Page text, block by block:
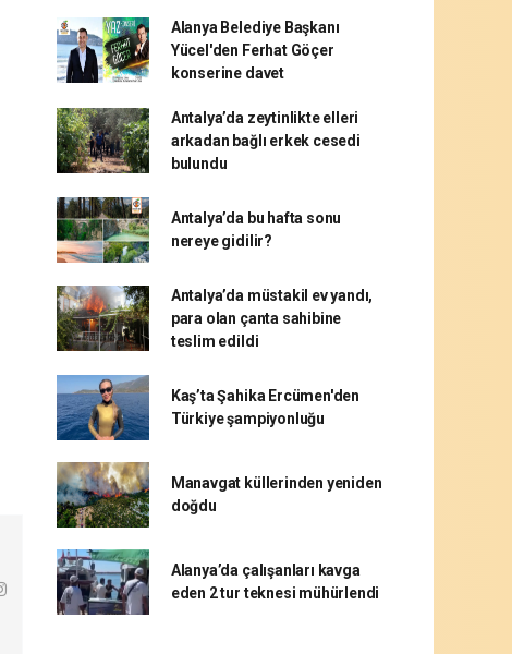
Alanya Belediye Başkanı
Yücel'den Ferhat Göçer
konserine davet
Antalya’da zeytinlikte elleri
arkadan bağlı erkek cesedi
bulundu
Antalya’da bu hafta sonu
nereye gidilir?
Antalya’da müstakil ev yandı,
para olan çanta sahibine
teslim edildi
Kaş’ta Şahika Ercümen'den
Türkiye şampiyonluğu
Manavgat küllerinden yeniden
doğdu
Alanya’da çalışanları kavga
eden 2 tur teknesi mühürlendi